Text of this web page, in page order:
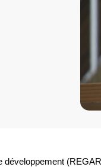
développement